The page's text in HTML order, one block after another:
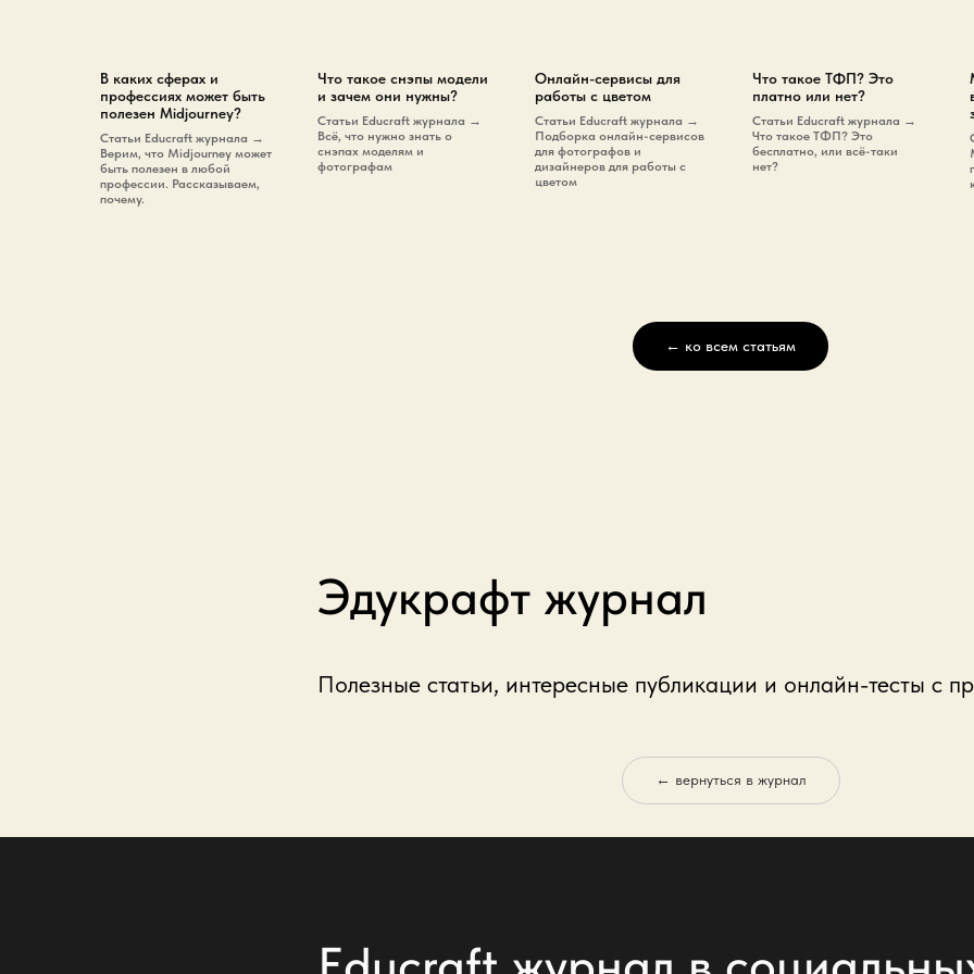
В каких сферах и
профессиях может быть
полезен Midjourney?
Cтатьи Educraft журнала →
Верим, что Midjourney может
быть полезен в любой
профессии. Рассказываем,
почему.
Что такое снэпы модели
и зачем они нужны?
Cтатьи Educraft журнала →
Всё, что нужно знать о
снэпах моделям и
фотографам
Онлайн-сервисы для
работы с цветом
Cтатьи Educraft журнала →
Подборка онлайн-сервисов
для фотографов и
дизайнеров для работы с
цветом
Что такое ТФП? Это
платно или нет?
Cтатьи Educraft журнала →
Что такое ТФП? Это
бесплатно, или всё-таки
нет?
← ко всем статьям
Эдукрафт журнал
Полезные статьи, интересные публикации и онлайн-тесты с
← вернуться в журнал